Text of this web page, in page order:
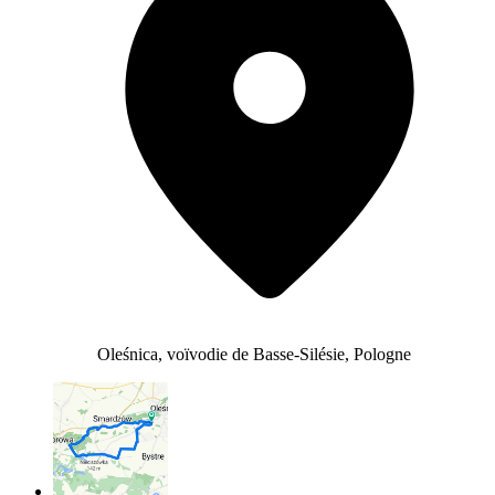
Oleśnica, voïvodie de Basse-Silésie, Pologne